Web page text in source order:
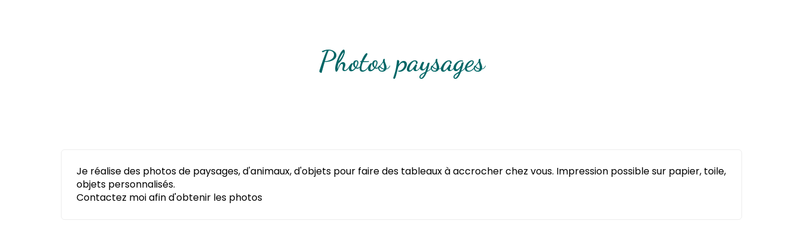
Photos paysages
Je réalise des photos de paysages, d'animaux, d'objets pour faire des tableaux à accrocher chez vous. Impression possible sur papier, toile,
objets personnalisés.
Contactez moi afin d'obtenir les photos